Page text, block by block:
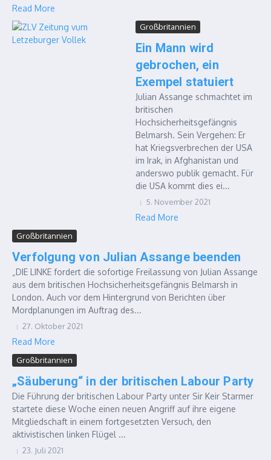
Read More
Großbritannien
Ein Mann wird
gebrochen, ein
Exempel statuiert
Julian Assange schmachtet im
britischen
Hochsicherheitsgefängnis
Belmarsh. Sein Vergehen: Er
hat Kriegsverbrechen der USA
im Irak, in Afghanistan und
anderswo publik gemacht. Für
die USA kommt dies ei...
5. November 2021
Read More
Großbritannien
Verfolgung von Julian Assange beenden
„DIE LINKE fordert die sofortige Freilassung von Julian Assange
aus dem britischen Hochsicherheitsgefängnis Belmarsh in
London. Auch vor dem Hintergrund von Berichten über
Mordplanungen im Auftrag des...
27. Oktober 2021
Read More
Großbritannien
„Säuberung“ in der britischen Labour Party
Die Führung der britischen Labour Party unter Sir Keir Starmer
startete diese Woche einen neuen Angriff auf ihre eigene
Mitgliedschaft in einem fortgesetzten Versuch, den
aktivistischen linken Flügel ...
23. Juli 2021